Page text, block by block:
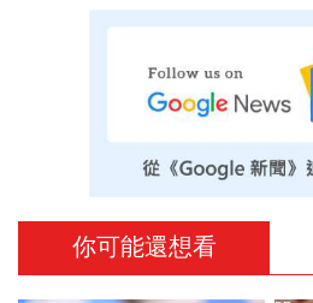
你可能還想看